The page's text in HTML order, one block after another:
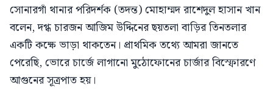
সোনারগাঁ থানার পরিদর্শক (তদন্ত) মোহাম্মদ রাশেদুল হাসান খান
বলেন, দগ্ধ চারজন আজিম উদ্দিনের ছয়তলা বাড়ির তিনতলার
একটি কক্ষে ভাড়া থাকতেন। প্রাথমিক তথ্যে আমরা জানতে
পেরেছি, ভোরে চার্জে লাগানো মুঠোফোনের চার্জার বিস্ফোরণে
আগুনের সূত্রপাত হয়।